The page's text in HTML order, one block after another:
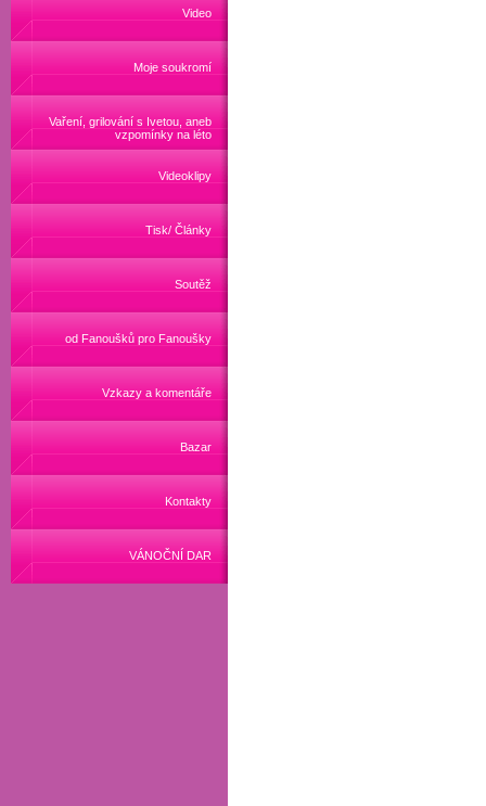
Video
Moje soukromí
Vaření, grilování s Ivetou, aneb
vzpomínky na léto
Videoklipy
Tisk/ Články
Soutěž
od Fanoušků pro Fanoušky
Vzkazy a komentáře
Bazar
Kontakty
VÁNOČNÍ DAR